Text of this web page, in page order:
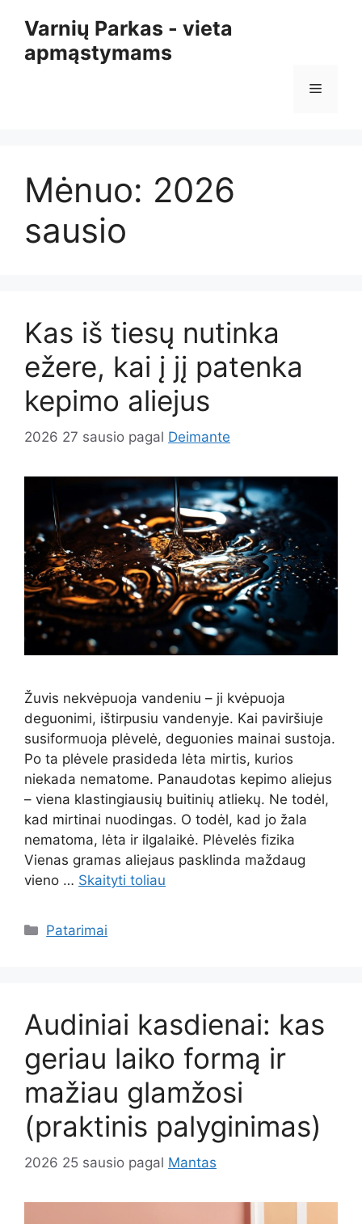
turinio
Varnių Parkas - vieta
apmąstymams
Meniu
Mėnuo: 2026
sausio
Kas iš tiesų nutinka
ežere, kai į jį patenka
kepimo aliejus
2026 27 sausio pagal Deimante
Žuvis nekvėpuoja vandeniu – ji kvėpuoja
deguonimi, ištirpusiu vandenyje. Kai paviršiuje
susiformuoja plėvelė, deguonies mainai sustoja.
Po ta plėvele prasideda lėta mirtis, kurios
niekada nematome. Panaudotas kepimo aliejus
– viena klastingiausių buitinių atliekų. Ne todėl,
kad mirtinai nuodingas. O todėl, kad jo žala
nematoma, lėta ir ilgalaikė. Plėvelės fizika
Vienas gramas aliejaus pasklinda maždaug
vieno … Skaityti toliau
Kategorijos
Patarimai
Audiniai kasdienai: kas
geriau laiko formą ir
mažiau glamžosi
(praktinis palyginimas)
2026 25 sausio pagal Mantas